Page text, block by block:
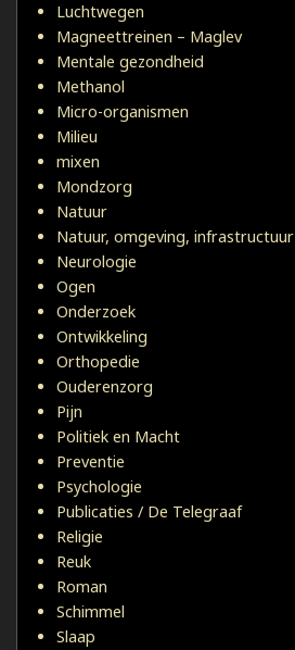
Luchtwegen
Magneettreinen – Maglev
Mentale gezondheid
Methanol
Micro-organismen
Milieu
mixen
Mondzorg
Natuur
Natuur, omgeving, infrastructuur
Neurologie
Ogen
Onderzoek
Ontwikkeling
Orthopedie
Ouderenzorg
Pijn
Politiek en Macht
Preventie
Psychologie
Publicaties / De Telegraaf
Religie
Reuk
Roman
Schimmel
Slaap